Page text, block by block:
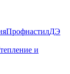
ПрофнастилДЭ
и